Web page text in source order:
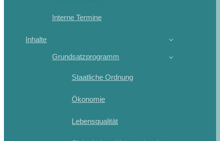
Interne Termine
Inhalte
Grundsatzprogramm
Staatliche Ordnung
Ökonomie
Lebensqualität